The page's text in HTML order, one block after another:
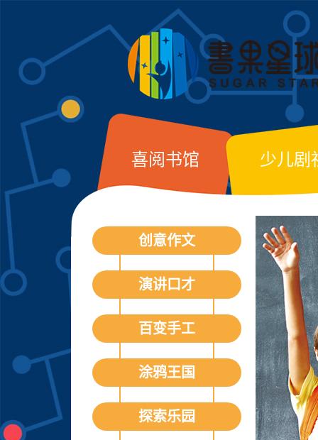
喜阅书馆 少儿剧
创意作文
演讲口才
百变手工
涂鸦王国
探索乐园